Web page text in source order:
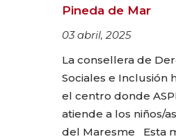
Pineda de Mar
03 abril, 2025
La consellera de
Sociales e Inclusión
el centro donde
atiende a los niños/
del Maresme Esta